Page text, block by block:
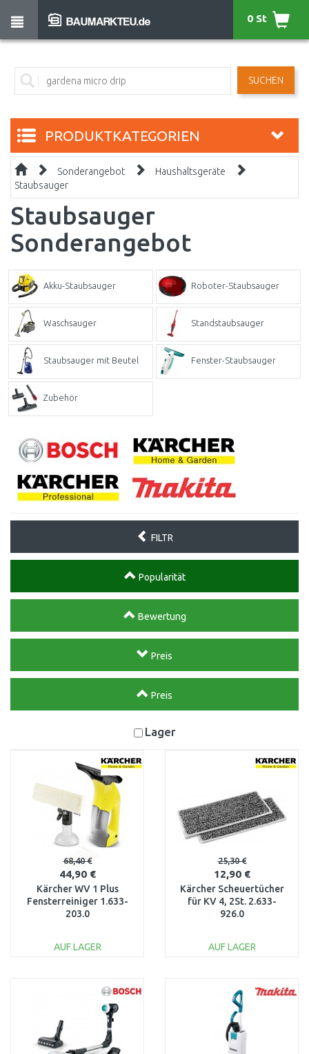
SUCHEN
0 St
PRODUKTKATEGORIEN
Sonderangebot
Haushaltsgeräte
Staubsauger
Staubsauger
Sonderangebot
Akku-Staubsauger Roboter-Staubsauger
Waschsauger Standstaubsauger
Staubsauger mit Beutel Fenster-Staubsauger
Zubehör
FILTR
Popularität
Bewertung
Preis
Preis
Lager
68,40 €
44,90 €
Kärcher WV 1 Plus
Fensterreiniger 1.633-
203.0
AUF LAGER
Vergleichen
25,30 €
12,90 €
Kärcher Scheuertücher
für KV 4, 2St. 2.633-
926.0
AUF LAGER
Vergleichen